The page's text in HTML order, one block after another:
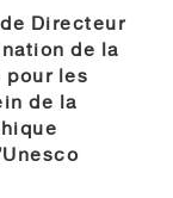
Directeur
de la
les
de la